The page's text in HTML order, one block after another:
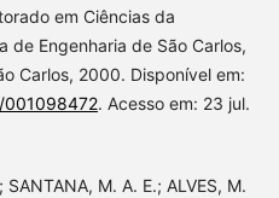
em Ciências da
de Engenharia de São Carlos,
Carlos, 2000. Disponível em:
001098472. Acesso em: 23 jul.
M. A. E.; ALVES, M.